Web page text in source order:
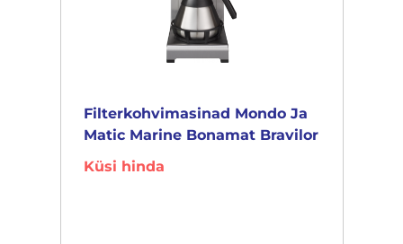
Filterkohvimasinad Mondo Ja
Matic Marine Bonamat Bravilor
Küsi hinda